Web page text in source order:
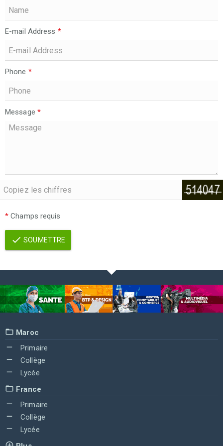
E-mail Address *
Phone *
Message *
* Champs requis
SOUMETTRE
Maroc
Primaire
Collège
Lycée
France
Primaire
Collège
Lycée